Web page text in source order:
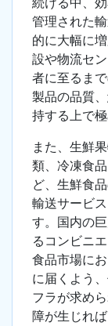
管理された
的に大幅に
設や物流セ
者に至るま
製品の品質
持する上で
また、生鮮
類、冷凍食
ど、生鮮食
輸送サービ
す。国内の
るコンビニ
食品市場に
に届くよう
フラが求め
障が生じれ